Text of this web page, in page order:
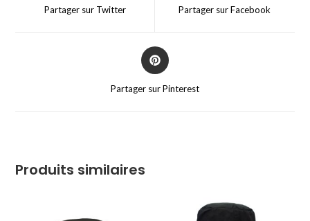
Partager sur Twitter Partager sur Facebook
Partager sur Pinterest
Produits similaires